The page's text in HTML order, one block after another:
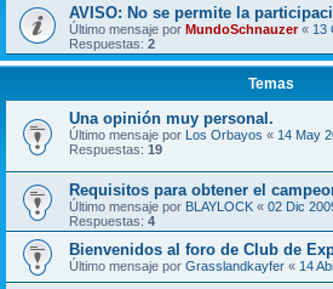
AVISO: No se permite la
Último mensaje por MundoSchnauzer« 13
Respuestas: 2
Temas
Una opinión muy personal.
Último mensaje por Los Orbayos « 14 May
Respuestas: 19
Requisitos para obtener el
Último mensaje por BLAYLOCK « 02 Dic
Respuestas: 4
Bienvenidos al foro de Club de
Último mensaje por Grasslandkayfer « 14